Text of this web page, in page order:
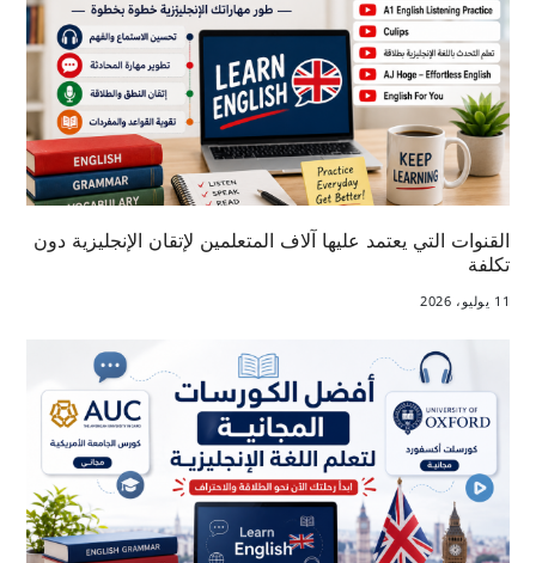
القنوات التي يعتمد عليها آلاف المتعلمين لإتقان الإنجليزية دون
تكلفة
11 يوليو، 2026